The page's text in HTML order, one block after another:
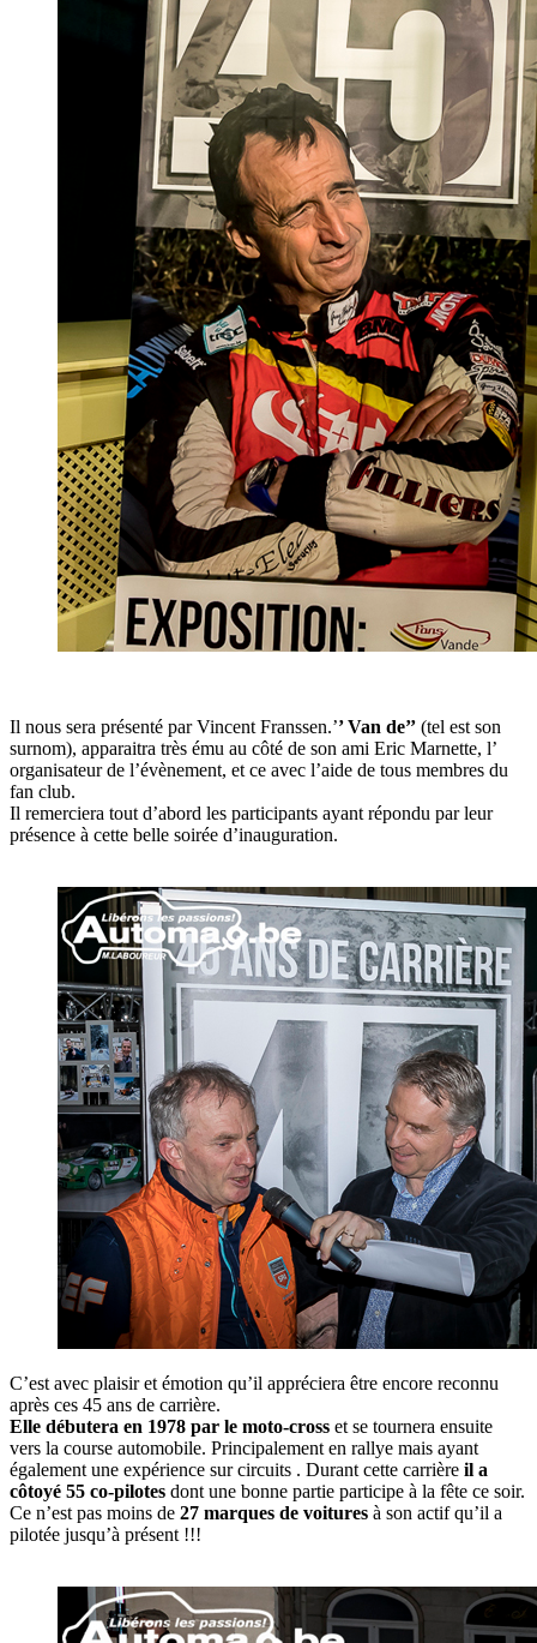
Il nous sera présenté par Vincent Franssen.’’ Van de’’ (tel est son
surnom), apparaitra très ému au côté de son ami Eric Marnette, l’
organisateur de l’évènement, et ce avec l’aide de tous membres du
fan club.
Il remerciera tout d’abord les participants ayant répondu par leur
présence à cette belle soirée d’inauguration.
C’est avec plaisir et émotion qu’il appréciera être encore reconnu
après ces 45 ans de carrière.
Elle débutera en 1978 par le moto-cross et se tournera ensuite
vers la course automobile. Principalement en rallye mais ayant
également une expérience sur circuits . Durant cette carrière il a
côtoyé 55 co-pilotes dont une bonne partie participe à la fête ce soir.
Ce n’est pas moins de 27 marques de voitures à son actif qu’il a
pilotée jusqu’à présent !!!